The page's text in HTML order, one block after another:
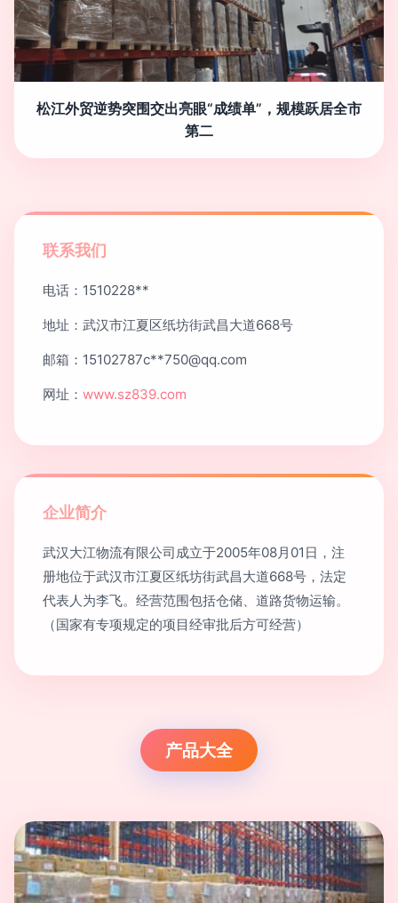
松江外贸逆势突围交出亮眼“成绩单”，规模跃居全市
第二
联系我们
电话：1510228**
地址：武汉市江夏区纸坊街武昌大道668号
邮箱：15102787c**750@qq.com
网址： www.sz839.com
企业简介
武汉大江物流有限公司成立于2005年08月01日，注
册地位于武汉市江夏区纸坊街武昌大道668号，法定
代表人为李飞。经营范围包括仓储、道路货物运输。
（国家有专项规定的项目经审批后方可经营）
产品大全